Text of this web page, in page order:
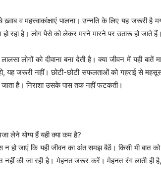
व महत्त्वाकांक्षाएं पालना। उन्नति के लिए यह जरूरी है
रहा है। लोग पैसे को लेकर मरने मारने पर उतारू हो जाते हैं।
लोगों को दीवाना बना देती है। क्या जीवन में यही बातें
यह जरूरी नहीं। छोटी-छोटी सफलताओं को गहराई से
है। निराशा उसके पास तक नहीं फटकती।
लेने योग्य हैं यही क्या कम है?
न हो जाएं कि यही जीवन का अंत समझ बैठें। किसी भी बात
नहीं की जा रही है। मेहनत जरूर करें। मेहनत रंग लाती ही